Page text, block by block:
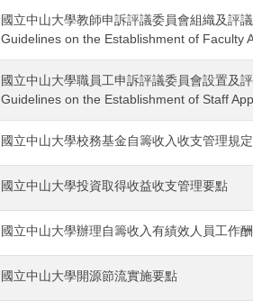
國立中山大學教師申訴評議委員會組織及評
Guidelines on the Establishment of Faculty
國立中山大學職員工申訴評議委員會設置及
Guidelines on the Establishment of Staff
國立中山大學校務基金自籌收入收支管理規定
國立中山大學投資取得收益收支管理要點
國立中山大學辦理自籌收入有績效人員工作
國立中山大學開源節流實施要點